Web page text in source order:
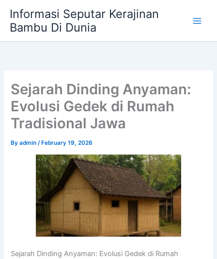
content
Informasi Seputar Kerajinan
Bambu Di Dunia
Sejarah Dinding Anyaman:
Evolusi Gedek di Rumah
Tradisional Jawa
Byadmin/ February 19, 2026
Sejarah Dinding Anyaman: Evolusi Gedek di Rumah